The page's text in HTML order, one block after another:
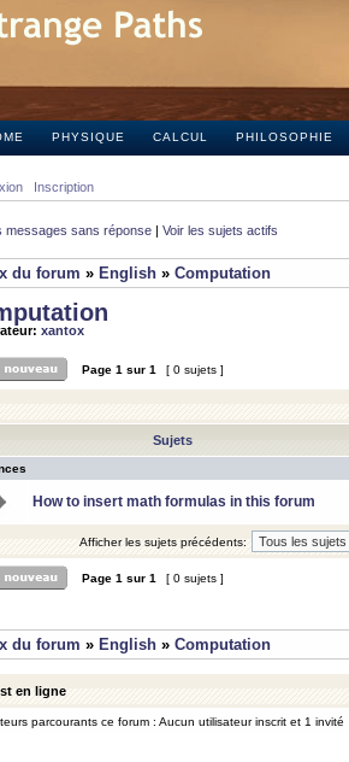
PHYSIQUE CALCUL PHILOSOPHIE
Inscription
messages sans réponse | Voir les sujets actifs
du forum » English » Computation
xantox
Page 1 sur 1 [ 0 sujets ]
Sujets
How to insert math formulas in this forum
Afficher les sujets précédents:
Page 1 sur 1 [ 0 sujets ]
du forum » English » Computation
en ligne
parcourants ce forum : Aucun utilisateur inscrit et 1 invité